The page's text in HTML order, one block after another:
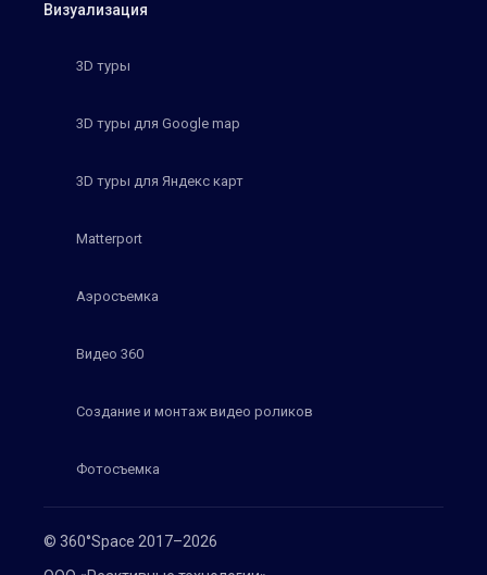
© 360°Space 2017–2026
Визуализация
3D туры
3D туры для Google map
3D туры для Яндекс карт
Matterport
Аэросъемка
Видео 360
Создание и монтаж видео роликов
Фотосъемка